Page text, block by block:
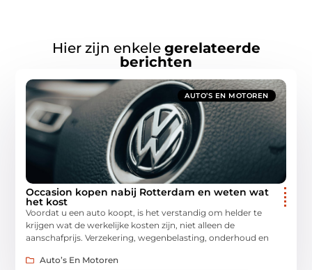
Hier zijn enkele gerelateerde
berichten
AUTO’S EN MOTOREN
Occasion kopen nabij Rotterdam en weten wat
het kost
Voordat u een auto koopt, is het verstandig om helder te
krijgen wat de werkelijke kosten zijn, niet alleen de
aanschafprijs. Verzekering, wegenbelasting, onderhoud en
Auto’s En Motoren